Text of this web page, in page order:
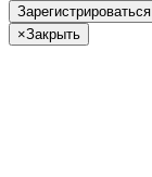
Зарегистрироваться
×Закрыть